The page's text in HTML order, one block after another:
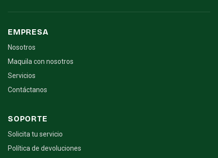
EMPRESA
Nosotros
Maquila con nosotros
Servicios
Contáctanos
SOPORTE
Solicita tu servicio
Política de devoluciones